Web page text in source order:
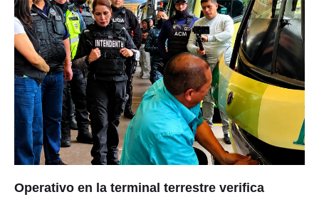
Operativo en la terminal terrestre verifica